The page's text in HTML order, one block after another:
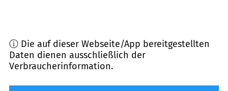
ⓘ Die auf dieser Webseite/App bereitgestellten
Daten dienen ausschließlich der
Verbraucherinformation.